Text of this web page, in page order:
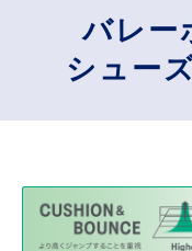
バレー
シュー